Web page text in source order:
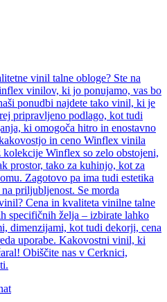
vinil talne obloge? Ste na
vinilov, ki jo ponujamo, vas bo
ponudbi najdete tako vinil, ki je
pripravljeno podlago, kot tudi
ki omogoča hitro in enostavno
in ceno Winflex vinila
Winflex so zelo obstojeni,
prostor, tako za kuhinjo, kot za
Zagotovo pa ima tudi estetika
priljubljenost. Se morda
Cena in kvaliteta vinilne talne
specifičnih želja – izbirate lahko
dimenzijami, kot tudi dekorji, cena
uporabe. Kakovostni vinil, ki
Obiščite nas v Cerknici,